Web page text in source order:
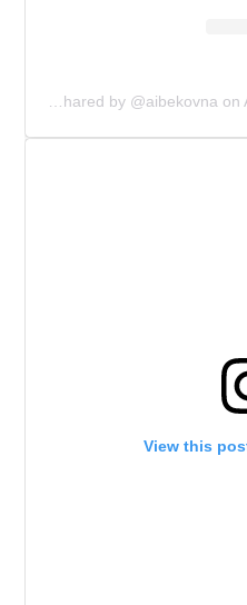
A post shared by @aibekovna on
View this